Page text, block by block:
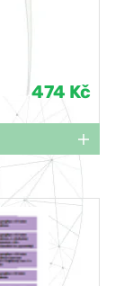
474 Kč